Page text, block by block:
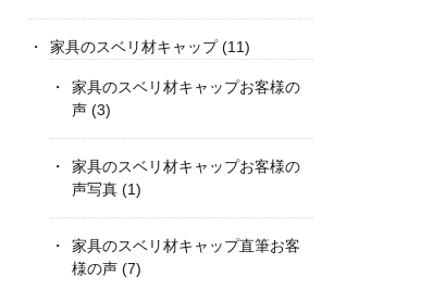
家具のスベリ材キャップ(11)
家具のスベリ材キャップお客様の
声(3)
家具のスベリ材キャップお客様の
声写真(1)
家具のスベリ材キャップ直筆お客
様の声(7)